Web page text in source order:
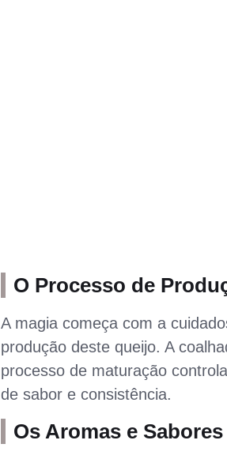
O Processo de
A magia começa com a
produção deste queijo. A
processo de maturação
de sabor e consistência.
Os Aromas e